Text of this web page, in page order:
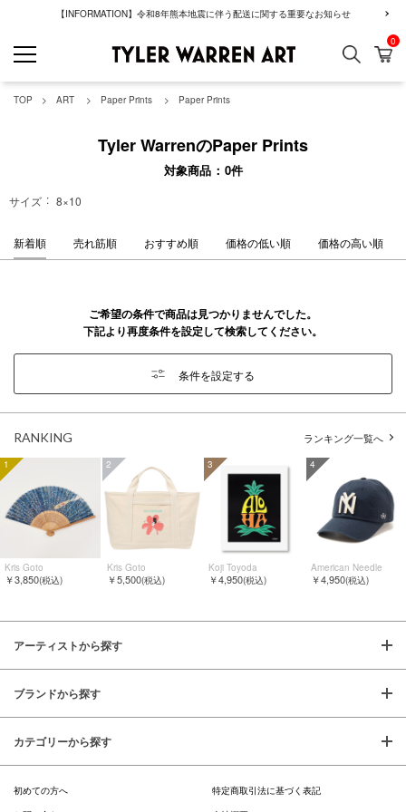
【INFORMATION】令和8年熊本地震に伴う配送に関する重要なお知らせ
GREENROOM
検索 カ
0
TOP ART Paper Prints Paper Prints
Tyler WarrenのPaper Prints
対象商品 0件
サイズ 8×10
新着順 売れ筋順 おすすめ順 価格の低い順 価格の高い順
ご希望の条件で商品は見つかりませんでした。
下記より再度条件を設定して検索してください。
条件を設定する
RANKING ランキング一覧へ
1
Kris Goto
￥3,850(税込)
2
Kris Goto
￥5,500(税込)
3
Koji Toyoda
￥4,950(税込)
4
American Needle
￥4,950(税込)
アーティストから探す
ブランドから探す
カテゴリーから探す
初めての方へ
特定商取引法に基づく表記